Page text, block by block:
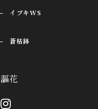
イブキWS
蒼枯鉢
謳花